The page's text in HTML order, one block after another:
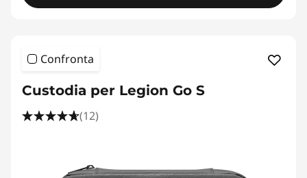
Confronta
Custodia per Legion Go S
(12)